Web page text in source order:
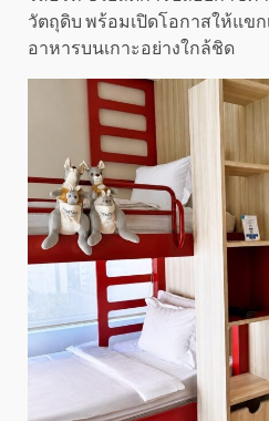
วัตถุดิบ พร้อมเปิดโอกาสให้แข
อาหารบนเกาะอย่างใกล้ชิด